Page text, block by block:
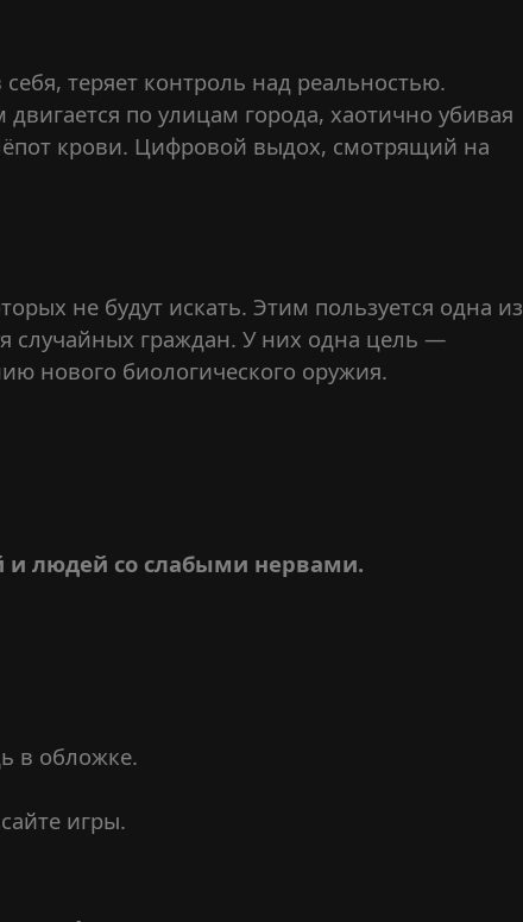
теряет контроль над реальностью.
по улицам города, хаотично убивая
крови. Цифровой выдох, смотрящий на
не будут искать. Этим пользуется одна из
случайных граждан. У них одна цель —
нового биологического оружия.
и людей со слабыми нервами.
в обложке.
игры.